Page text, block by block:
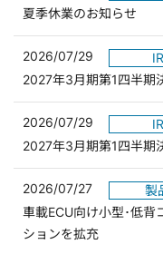
夏季休業のお知らせ
2026/07/29
2027年3月期第1四半期
2026/07/29
2027年3月期第1四半期
2026/07/27
製
車載ECU向け小型･低背
ションを拡充